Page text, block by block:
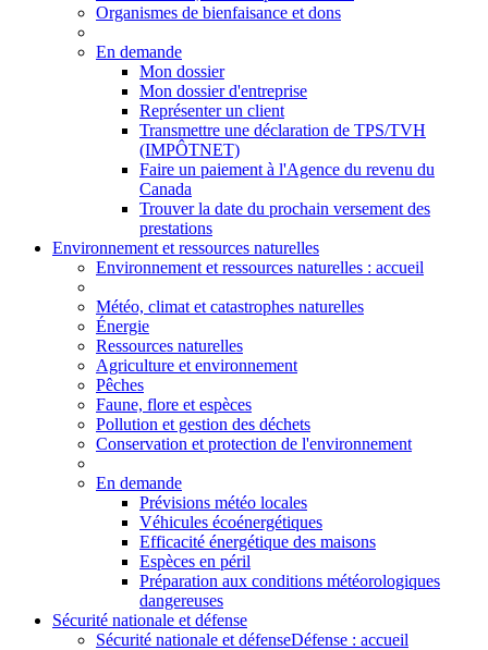
Organismes de bienfaisance et dons
En demande
Mon dossier
Mon dossier d'entreprise
Représenter un client
Transmettre une déclaration de TPS/TVH
(IMPÔTNET)
Faire un paiement à l'Agence du revenu du
Canada
Trouver la date du prochain versement des
prestations
Environnement et ressources naturelles
Environnement et ressources naturelles : accueil
Météo, climat et catastrophes naturelles
Énergie
Ressources naturelles
Agriculture et environnement
Pêches
Faune, flore et espèces
Pollution et gestion des déchets
Conservation et protection de l'environnement
En demande
Prévisions météo locales
Véhicules écoénergétiques
Efficacité énergétique des maisons
Espèces en péril
Préparation aux conditions météorologiques
dangereuses
Sécurité nationale et défense
Sécurité nationale et défenseDéfense : accueil